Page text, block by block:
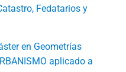
Fedatarios y
en Geometrías
aplicado a